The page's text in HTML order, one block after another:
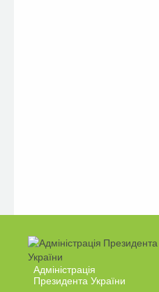
Адміністрація
Президента України